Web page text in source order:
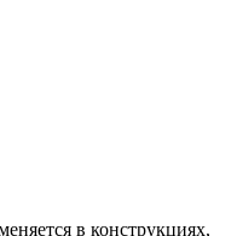
в конструкциях,